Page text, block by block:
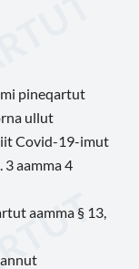
pineqartut
ullut
Covid-19-imut
aamma 4
aamma § 13,